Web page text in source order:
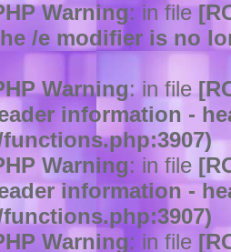
Warning: in file
/e modifier is no
Warning: in file
information -
Warning: in file
information -
Warning: in file